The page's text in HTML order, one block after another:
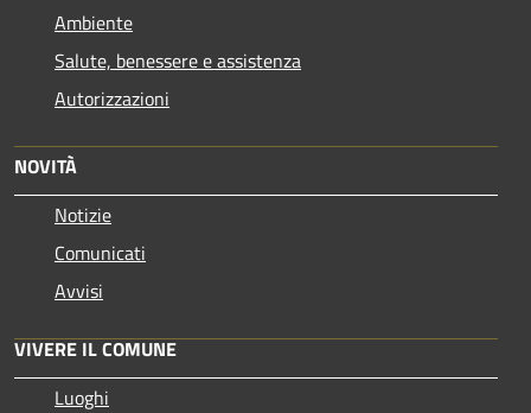
Ambiente
Salute, benessere e assistenza
Autorizzazioni
NOVITÀ
Notizie
Comunicati
Avvisi
VIVERE IL COMUNE
Luoghi